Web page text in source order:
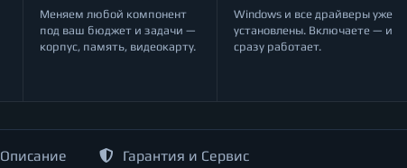
Меняем любой компонент
под ваш бюджет и задачи —
корпус, память, видеокарту.
Windows и все драйверы уже
установлены. Включаете — и
сразу работает.
Описание Гарантия и Сервис